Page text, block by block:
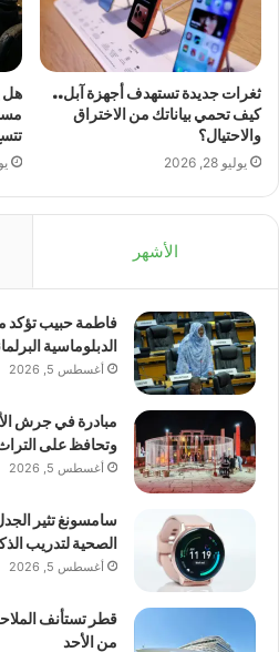
ثغرات جديدة تستهدف أجهزة آبل..
كيف تحمي بياناتك من الاختراق
والاحتيال؟
يوليو 28, 2026
هل
الأشهر
فاطمة حبيب تؤكد
الدبلوماسية
أغسطس 5, 2026
مبادرة في جرش
وتحافظ على التراث
أغسطس 5, 2026
سامسونغ تثير
الصحية لتدريب
أغسطس 5, 2026
قطر تستأنف
من الأحد